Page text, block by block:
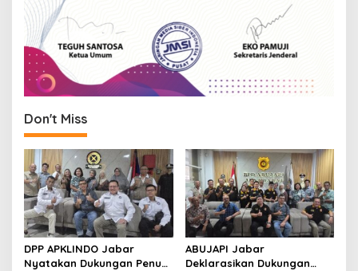
Don't Miss
DPP APKLINDO Jabar
Nyatakan Dukungan Penuh
ABUJAPI Jabar
Deklarasikan Dukungan